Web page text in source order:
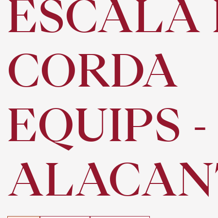
ESCALA
CORDA
EQUIPS -